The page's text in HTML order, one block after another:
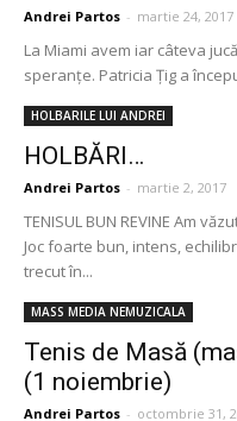
Andrei Partos - martie 24, 2017
La Miami avem iar câteva
speranțe. Patricia Țig a
HOLBARILE LUI ANDREI
HOLBĂRI…
Andrei Partos - martie 2, 2017
TENISUL BUN REVINE Am
Joc foarte bun, intens,
trecut în...
MASS MEDIA NEMUZICALA
Tenis de Masă
(1 noiembrie)
Andrei Partos - octombrie 31,